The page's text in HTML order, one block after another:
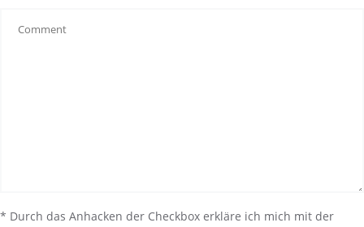
* Durch das Anhacken der Checkbox erkläre ich mich mit der